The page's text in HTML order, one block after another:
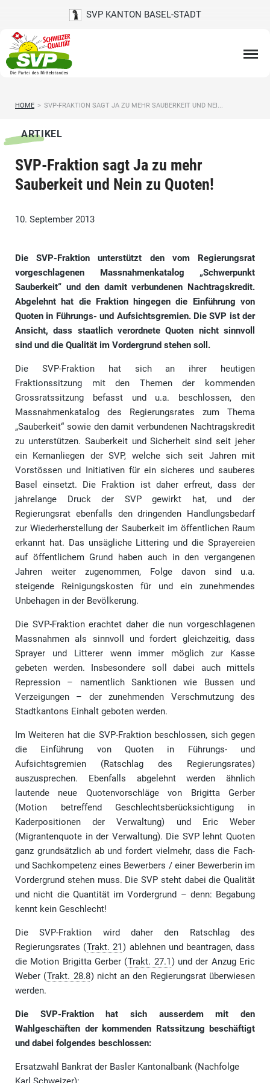
SVP KANTON BASEL-STADT
HOME > SVP-FRAKTION SAGT JA ZU MEHR SAUBERKEIT UND NEI...
ARTIKEL
SVP-Fraktion sagt Ja zu mehr
Sauberkeit und Nein zu Quoten!
10. September 2013
Die SVP-Fraktion unterstützt den vom Regierungsrat
vorgeschlagenen Massnahmenkatalog „Schwerpunkt
Sauberkeit“ und den damit verbundenen Nachtragskredit.
Abgelehnt hat die Fraktion hingegen die Einführung von
Quoten in Führungs- und Aufsichtsgremien. Die SVP ist der
Ansicht, dass staatlich verordnete Quoten nicht sinnvoll
sind und die Qualität im Vordergrund stehen soll.
Die SVP-Fraktion hat sich an ihrer heutigen
Fraktionssitzung mit den Themen der kommenden
Grossratssitzung befasst und u.a. beschlossen, den
Massnahmenkatalog des Regierungsrates zum Thema
„Sauberkeit“ sowie den damit verbundenen Nachtragskredit
zu unterstützen. Sauberkeit und Sicherheit sind seit jeher
ein Kernanliegen der SVP, welche sich seit Jahren mit
Vorstössen und Initiativen für ein sicheres und sauberes
Basel einsetzt. Die Fraktion ist daher erfreut, dass der
jahrelange Druck der SVP gewirkt hat, und der
Regierungsrat ebenfalls den dringenden Handlungsbedarf
zur Wiederherstellung der Sauberkeit im öffentlichen Raum
erkannt hat. Das unsägliche Littering und die Sprayereien
auf öffentlichem Grund haben auch in den vergangenen
Jahren weiter zugenommen, Folge davon sind u.a.
steigende Reinigungskosten für und ein zunehmendes
Unbehagen in der Bevölkerung.
Die SVP-Fraktion erachtet daher die nun vorgeschlagenen
Massnahmen als sinnvoll und fordert gleichzeitig, dass
Sprayer und Litterer wenn immer möglich zur Kasse
gebeten werden. Insbesondere soll dabei auch mittels
Repression – namentlich Sanktionen wie Bussen und
Verzeigungen – der zunehmenden Verschmutzung des
Stadtkantons Einhalt geboten werden.
Im Weiteren hat die SVP-Fraktion beschlossen, sich gegen
die Einführung von Quoten in Führungs- und
Aufsichtsgremien (Ratschlag des Regierungsrates)
auszusprechen. Ebenfalls abgelehnt werden ähnlich
lautende neue Quotenvorschläge von Brigitta Gerber
(Motion betreffend Geschlechtsberücksichtigung in
Kaderpositionen der Verwaltung) und Eric Weber
(Migrantenquote in der Verwaltung). Die SVP lehnt Quoten
ganz grundsätzlich ab und fordert vielmehr, dass die Fach-
und Sachkompetenz eines Bewerbers / einer Bewerberin im
Vordergrund stehen muss. Die SVP steht dabei die Qualität
und nicht die Quantität im Vordergrund – denn: Begabung
kennt kein Geschlecht!
Die SVP-Fraktion wird daher den Ratschlag des
Regierungsrates (Trakt. 21) ablehnen und beantragen, dass
die Motion Brigitta Gerber (Trakt. 27.1) und der Anzug Eric
Weber (Trakt. 28.8) nicht an den Regierungsrat überwiesen
werden.
Die SVP-Fraktion hat sich ausserdem mit den
Wahlgeschäften der kommenden Ratssitzung beschäftigt
und dabei folgendes beschlossen:
Ersatzwahl Bankrat der Basler Kantonalbank (Nachfolge